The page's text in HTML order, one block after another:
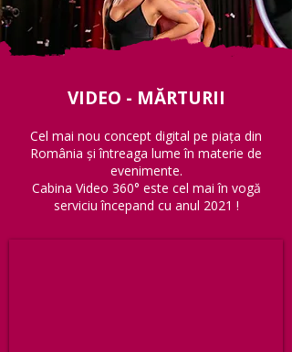
VIDEO - MĂRTURII
Cel mai nou concept digital pe piața din
România și întreaga lume în materie de
evenimente.
Cabina Video 360° este cel mai în vogă
serviciu începand cu anul 2021 !